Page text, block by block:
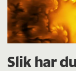
Slik har